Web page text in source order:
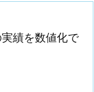
績を数値化で